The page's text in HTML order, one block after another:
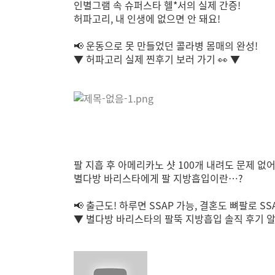
인별그램 속 슈퍼스타 헬*서의 실제 간증!
허파고리, 내 인생에 없으면 안 돼요!
📢 운동으로 못 만들었던 콜라병 몸매의 완성!
▼ 허파고리 실제 찐후기 보러 가기 👀 ▼
팔 지흡 후 아메리카노 샷 100개 내려도 문제 없
별다방 바리스타에게 팔 지방흡입이란…?
📢 출근도! 하루면 SSAP 가능, 결혼도 뼈팔로
▼ 별다방 바리스타의 팔뚝 지방흡입 솔직 후기